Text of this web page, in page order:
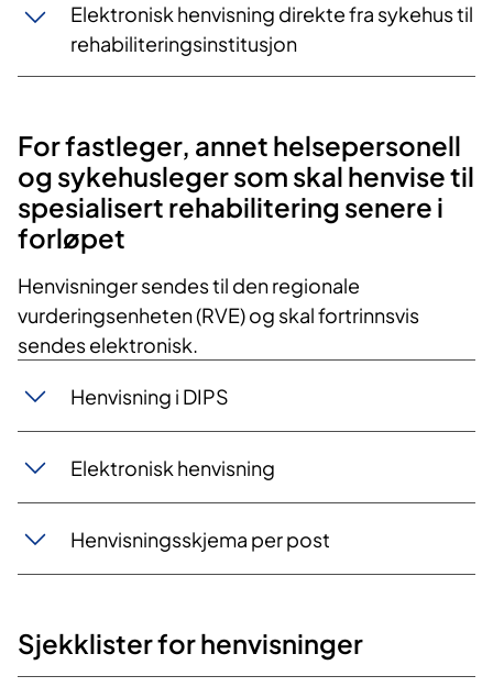
Elektronisk henvisning direkte fra sykehus til
rehabiliteringsinstitusjon
​For fastleger, annet helsepersonell
og sykehusleger som skal henvise til
spesialisert rehabilitering senere i
forløpet
Henvisninger sendes til den regionale
vurderingsenheten (RVE) og skal fortrinnsvis
sendes elektronisk.​
Henvisning i DIPS
Elektronisk henvisning
Henvisningsskjema per post
Sjekklister for henvisninger